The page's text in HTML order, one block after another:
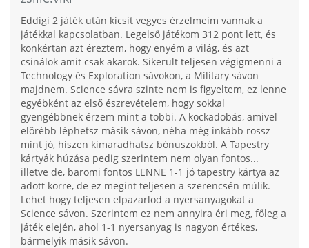
Eddigi 2 játék után kicsit vegyes érzelmeim vannak a
játékkal kapcsolatban. Legelső játékom 312 pont lett, és
konkértan azt éreztem, hogy enyém a világ, és azt
csinálok amit csak akarok. Sikerült teljesen végigmenni a
Technology és Exploration sávokon, a Military sávon
majdnem. Science sávra szinte nem is figyeltem, ez lenne
egyébként az első észrevételem, hogy sokkal
gyengébbnek érzem mint a többi. A kockadobás, amivel
előrébb léphetsz másik sávon, néha még inkább rossz
mint jó, hiszen kimaradhatsz bónuszokból. A Tapestry
kártyák húzása pedig szerintem nem olyan fontos...
illetve de, baromi fontos LENNE 1-1 jó tapestry kártya az
adott körre, de ez megint teljesen a szerencsén múlik.
Lehet hogy teljesen elpazarlod a nyersanyagokat a
Science sávon. Szerintem ez nem annyira éri meg, főleg a
játék elején, ahol 1-1 nyersanyag is nagyon értékes,
bármelyik másik sávon.